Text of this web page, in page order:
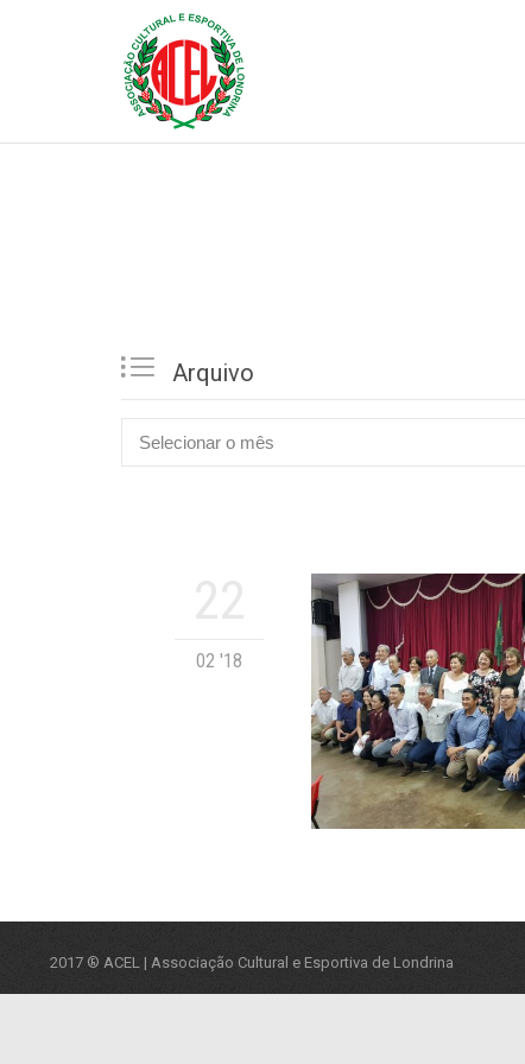
 Arquivo

02 '18
2017 ® ACEL | Associação Cultural e Esportiva de Londrina